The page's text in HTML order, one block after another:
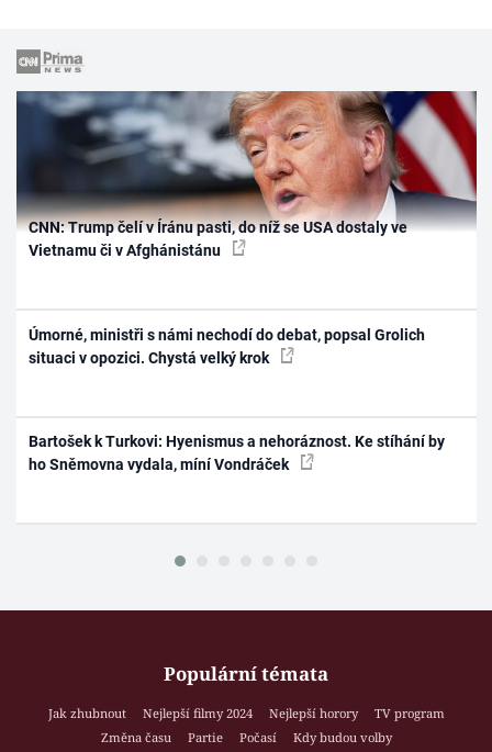
CNN: Trump čelí v Íránu pasti, do níž se USA dostaly ve
Vietnamu či v Afghánistánu
Úmorné, ministři s námi nechodí do debat, popsal Grolich
situaci v opozici. Chystá velký krok
Bartošek k Turkovi: Hyenismus a nehoráznost. Ke stíhání by
ho Sněmovna vydala, míní Vondráček
Populární témata
Jak zhubnout Nejlepší filmy 2024 Nejlepší horory
TV program
Změna času
Partie Počasí
Kdy budou volby